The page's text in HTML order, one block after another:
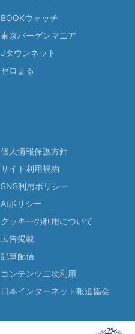
BOOKウォッチ
東京バーゲンマニア
Jタウンネット
ゼロまる
個人情報保護方針
サイト利用規約
SNS利用ポリシー
AIポリシー
クッキーの利用について
広告掲載
記事配信
コンテンツ二次利用
日本インターネット報道協会